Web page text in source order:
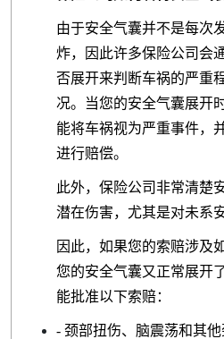
由于安全气囊并不是每次
炸，因此许多保险公司会
否展开来判断车祸的严重
况。当您的安全气囊展开
能将车祸视为严重事件，
进行赔偿。
此外，保险公司非常清楚
潜在伤害，尤其是对未系
因此，如果您的索赔涉及
您的安全气囊又正常展开
能批准以下索赔：
- 颈部扭伤、脑震荡和其